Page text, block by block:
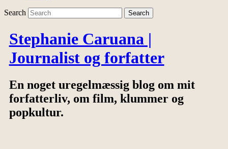
Search
Stephanie Caruana |
Journalist og forfatter
En noget uregelmæssig blog om mit
forfatterliv, om film, klummer og
popkultur.